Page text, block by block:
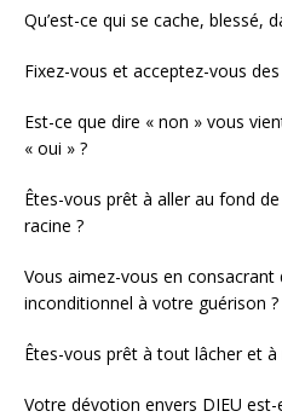
Qu’est-ce qui se cache, blessé,
Fixez-vous et acceptez-vous
Est-ce que dire « non » vous
« oui » ?
Êtes-vous prêt à aller au fond
racine ?
Vous aimez-vous en
inconditionnel à votre guérison ?
Êtes-vous prêt à tout lâcher et
Votre dévotion envers DIEU est-